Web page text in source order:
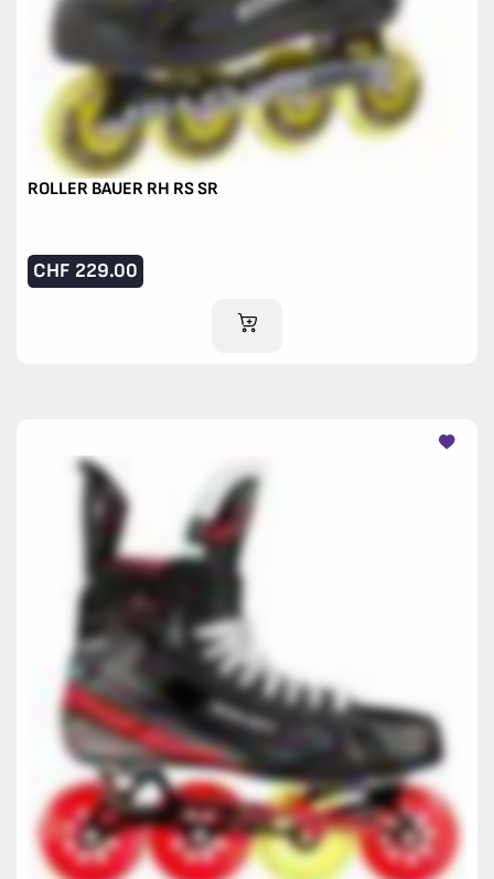
ROLLER BAUER RH RS SR
CHF 229.00
AJOUTER AU PANIER